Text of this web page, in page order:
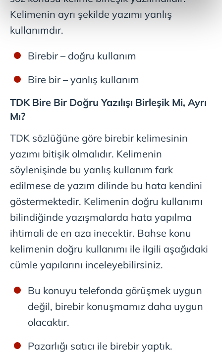
reklamların maliyetlerimizi karşılamak noktasında tek gelir
kalemimiz olduğunu sizlere hatırlatmak isteriz.
gösterilmeyecektir."
Sizlere daha iyi bir hizmet sunabilmek için İnternet
Sitemizde kendimize ve üçüncü kişilere ait çerezler
kullanılmaktadır. Bu çerezler vasıtasıyla çeşitli kişisel
verileriniz işlenmekte olup gerekli olan çerezler bilgi
toplumu hizmetlerinin sunulması amacıyla
kullanılmaktadır. Diğer çerezler, sitemizin daha işlevsel
kılınması ve kişiselleştirilmesi ve sizlere yönelik
reklam/pazarlama faaliyetlerinin yapılması, amaçlarıyla
sınırlı olarak açık rızanız dahilinde kullanılacaktır.
Çerezlere ilişkin tercihlerinizi aşağıda yer alan panel
vasıtasıyla belirleyebilirsiniz. Çerezlere ilişkin detaylı bilgi
için Ayarlar butonuna tıklayabilir,
Çerez Bilgilendirme
Metnimizi ziyaret edebilirsiniz.
6698 sayılı Kişisel Verilerin Korunması Kanunu uyarınca
ilgili mevzuata uygun olarak kullanılan çerezlerle ilgili bilgi
almak için lütfen
Kelimenin ayrı şekilde yazımı yanlış
kullanımdır.
Birebir – doğru kullanım
Bire bir – yanlış kullanım
TDK Bire Bir Doğru Yazılışı Birleşik Mi, Ayrı
Mı?
TDK sözlüğüne göre birebir kelimesinin
yazımı bitişik olmalıdır. Kelimenin
söylenişinde bu yanlış kullanım fark
edilmese de yazım dilinde bu hata kendini
göstermektedir. Kelimenin doğru kullanımı
bilindiğinde yazışmalarda hata yapılma
ihtimali de en aza inecektir. Bahse konu
kelimenin doğru kullanımı ile ilgili aşağıdaki
cümle yapılarını inceleyebilirsiniz.
Bu konuyu telefonda görüşmek uygun
değil, birebir konuşmamız daha uygun
olacaktır.
Pazarlığı satıcı ile birebir yaptık.